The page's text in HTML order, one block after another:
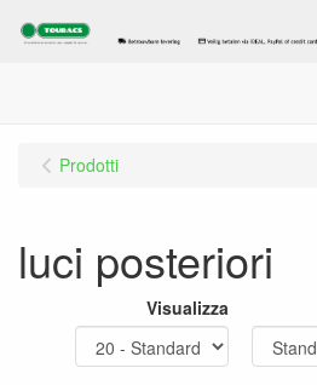
Prodotti
luci posteriori
Visualizza